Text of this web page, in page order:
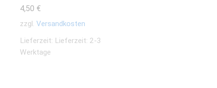
4,50 €
zzgl. Versandkosten
Lieferzeit: Lieferzeit: 2-3
Werktage